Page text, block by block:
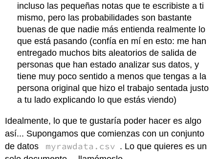
incluso las pequeñas notas que te escribiste a ti
mismo, pero las probabilidades son bastante
buenas de que nadie más entienda realmente lo
que está pasando (confía en mí en esto: me han
entregado muchos bits aleatorios de salida de
personas que han estado analizar sus datos, y
tiene muy poco sentido a menos que tengas a la
persona original que hizo el trabajo sentada justo
a tu lado explicando lo que estás viendo)
Idealmente, lo que te gustaría poder hacer es algo
así... Supongamos que comienzas con un conjunto
de datos
myrawdata.csv . Lo que quieres es un